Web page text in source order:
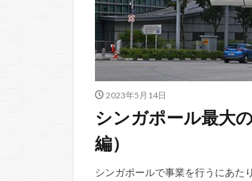
2023年5月14日
シンガポール最大
編）
シンガポールで事業を行うにあた